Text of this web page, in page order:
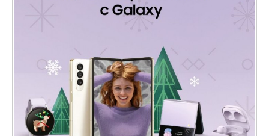
данной акции компания
«Евросеть» самостоятельно
платит за оформленный в кредит
смартфон точно такую же сумму,
какую он бы заплатил, купив
новинку без взятия кредита.
Новое предложение компания
предоставляет с помощью банка